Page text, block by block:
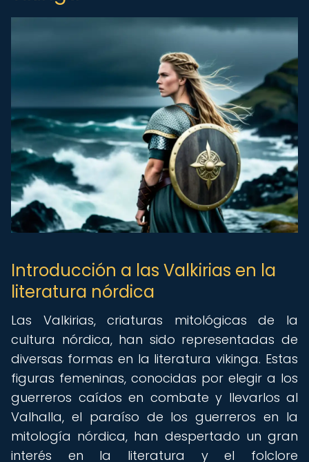
Introducción a las Valkirias en la
literatura nórdica
Las Valkirias, criaturas mitológicas de la
cultura nórdica, han sido representadas de
diversas formas en la literatura vikinga. Estas
figuras femeninas, conocidas por elegir a los
guerreros caídos en combate y llevarlos al
Valhalla, el paraíso de los guerreros en la
mitología nórdica, han despertado un gran
interés en la literatura y el folclore